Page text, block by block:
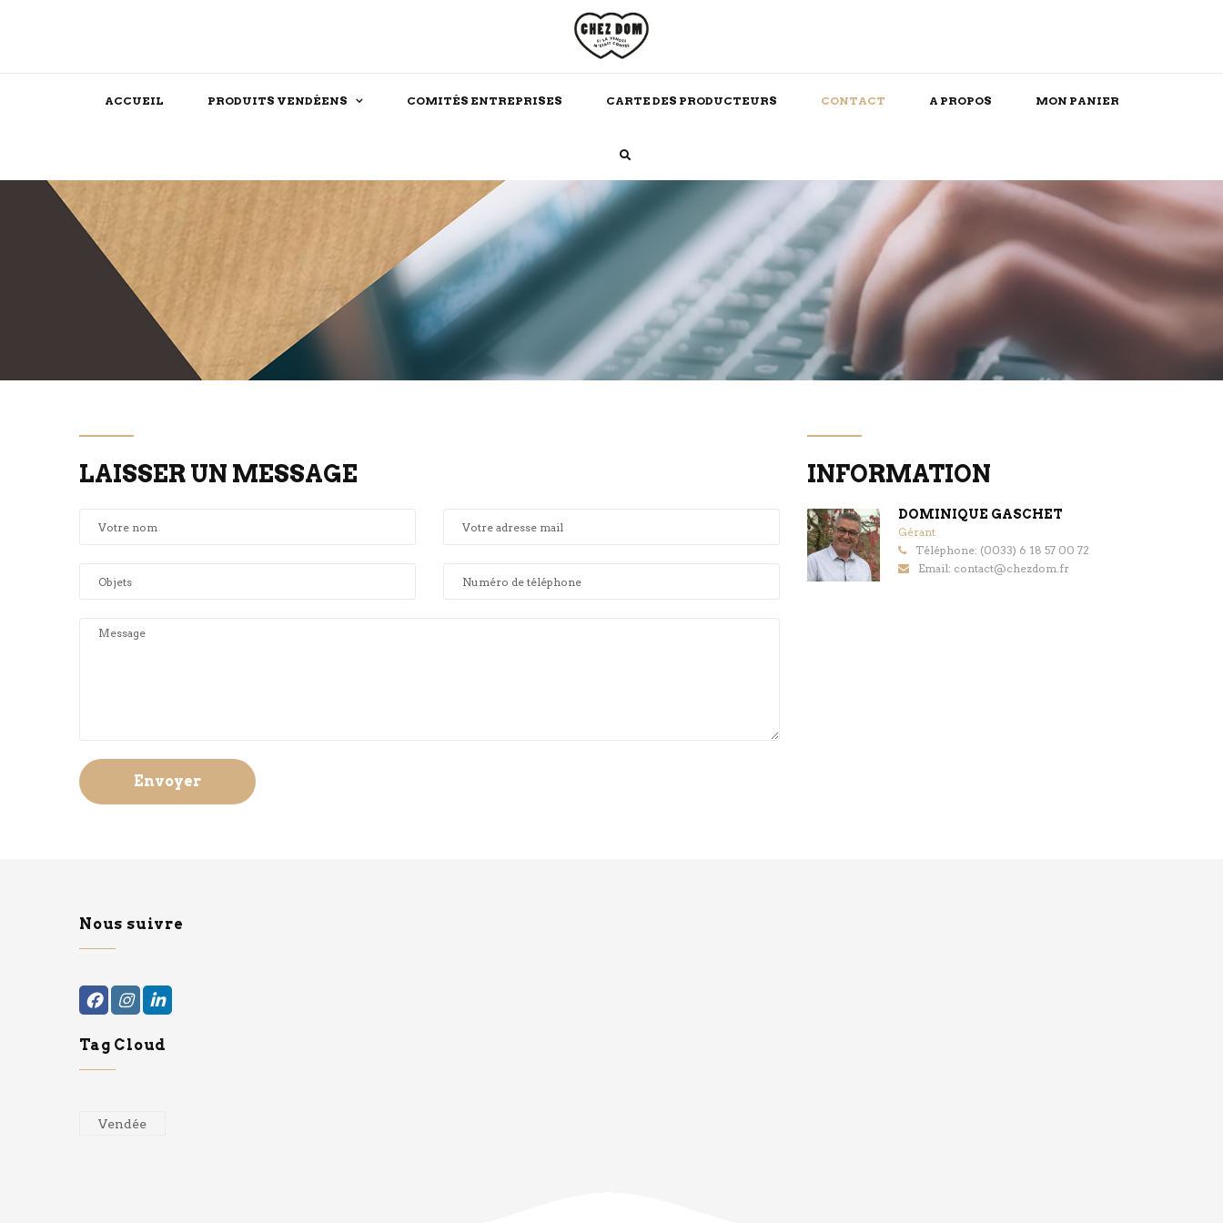
ACCUEIL PRODUITS VENDÉENS
Assaisonnements
Féculent
Produits festifs
Chocolat
Biscuit
Boissons Chaudes
Snack/Apéritif
Repas Box
Maison
COMITÉS ENTREPRISES CARTE DES PRODUCTEURS CONTACT A PROPOS MON PANIER
LAISSER UN MESSAGE INFORMATION
DOMINIQUE GASCHET
Gérant
Téléphone: (0033) 6 18 57 00 72
Email: contact@chezdom.fr
Nous suivre
Tag Cloud
Vendée